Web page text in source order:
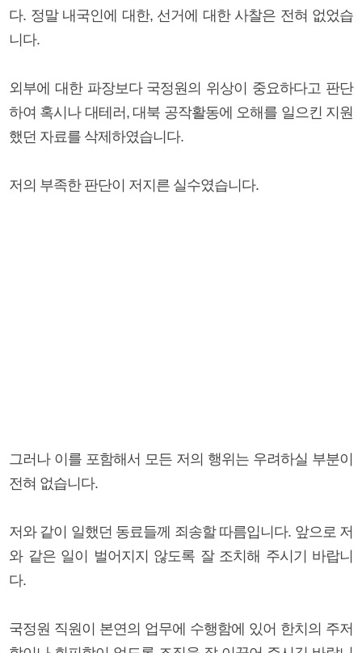
다. 정말 내국인에 대한, 선거에 대한 사찰은 전혀 없었습
니다.
외부에 대한 파장보다 국정원의 위상이 중요하다고 판단
하여 혹시나 대테러, 대북 공작활동에 오해를 일으킨 지원
했던 자료를 삭제하였습니다.
저의 부족한 판단이 저지른 실수였습니다.
그러나 이를 포함해서 모든 저의 행위는 우려하실 부분이
전혀 없습니다.
저와 같이 일했던 동료들께 죄송할 따름입니다. 앞으로 저
와 같은 일이 벌어지지 않도록 잘 조치해 주시기 바랍니
다.
국정원 직원이 본연의 업무에 수행함에 있어 한치의 주저